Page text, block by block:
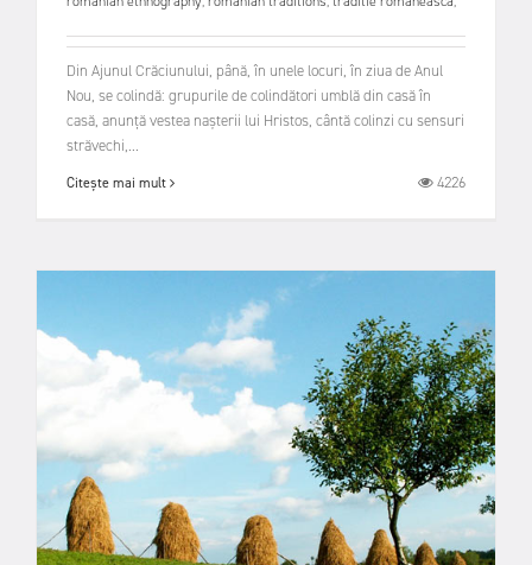
Din Ajunul Crăciunului, până, în unele locuri, în ziua de Anul
Nou, se colindă: grupurile de colindători umblă din casă în
casă, anunță vestea nașterii lui Hristos, cântă colinzi cu sensuri
străvechi,...
Citește mai mult 4226